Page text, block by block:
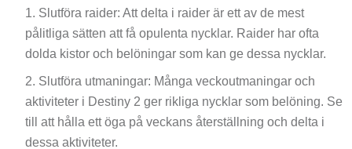
Slutföra raider: Att delta i raider är ett av de mest
pålitliga sätten att få opulenta nycklar. Raider har ofta
dolda kistor och belöningar som kan ge dessa nycklar.
Slutföra utmaningar: Många veckoutmaningar och
aktiviteter i Destiny 2 ger rikliga nycklar som belöning. Se
till att hålla ett öga på veckans återställning och delta i
dessa aktiviteter.